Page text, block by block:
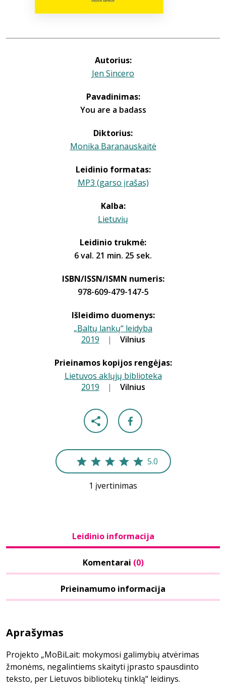
Autorius:
Jen Sincero
Pavadinimas:
You are a badass
Diktorius:
Monika Baranauskaitė
Leidinio formatas:
MP3 (garso įrašas)
Kalba:
Lietuvių
Leidinio trukmė:
6 val. 21 min. 25 sek.
ISBN/ISSN/ISMN numeris:
978-609-479-147-5
Išleidimo duomenys:
„Baltų lankų“ leidyba
2019 | Vilnius
Prieinamos kopijos rengėjas:
Lietuvos aklųjų biblioteka
2019 | Vilnius
5.0
1 įvertinimas
Leidinio informacija
Komentarai (0)
Prieinamumo informacija
Aprašymas
Projekto „MoBiLait: mokymosi galimybių atvėrimas
žmonėms, negalintiems skaityti įprasto spausdinto
teksto, per Lietuvos bibliotekų tinklą“ leidinys.